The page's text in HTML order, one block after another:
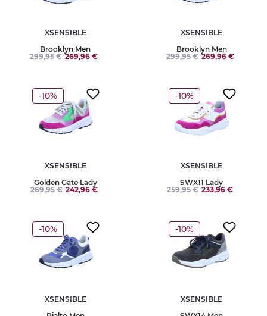
XSENSIBLE
Brooklyn Men
299,95 € 269,96 €
XSENSIBLE
Brooklyn Men
299,95 € 269,96 €
-10%
XSENSIBLE
Golden Gate Lady
269,95 € 242,96 €
-10%
XSENSIBLE
SWX11 Lady
259,95 € 233,96 €
-10%
XSENSIBLE
-10%
XSENSIBLE